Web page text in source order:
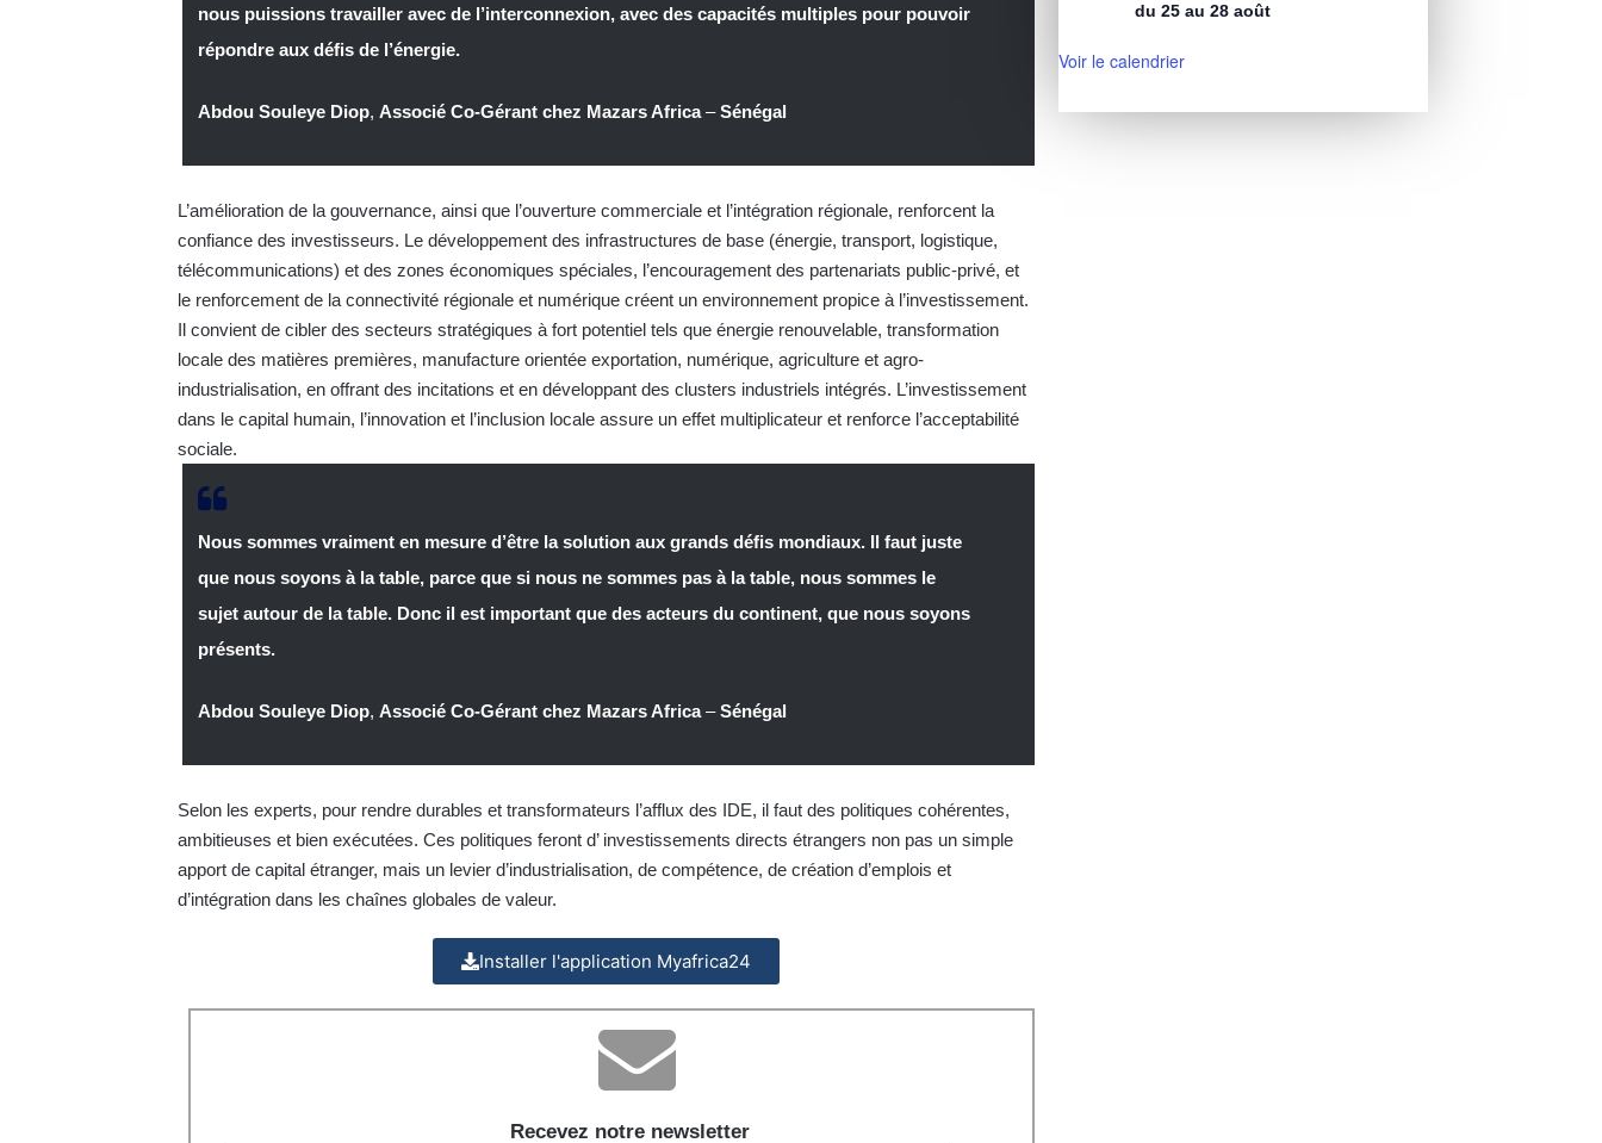
nous puissions travailler avec de l’interconnexion, avec des capacités multiples pour pouvoir
répondre aux défis de l’énergie.
Abdou Souleye Diop,Associé Co-Gérant chez Mazars Africa–Sénégal
L’amélioration de la gouvernance, ainsi que l’ouverture commerciale et l’intégration régionale, renforcent la
confiance des investisseurs. Le développement des infrastructures de base (énergie, transport, logistique,
télécommunications) et des zones économiques spéciales, l’encouragement des partenariats public-privé, et
le renforcement de la connectivité régionale et numérique créent un environnement propice à l’investissement.
Il convient de cibler des secteurs stratégiques à fort potentiel tels que énergie renouvelable, transformation
locale des matières premières, manufacture orientée exportation, numérique, agriculture et agro-
industrialisation, en offrant des incitations et en développant des clusters industriels intégrés. L’investissement
dans le capital humain, l’innovation et l’inclusion locale assure un effet multiplicateur et renforce l’acceptabilité
sociale.
Nous sommes vraiment en mesure d’être la solution aux grands défis mondiaux. Il faut juste
que nous soyons à la table, parce que si nous ne sommes pas à la table, nous sommes le
sujet autour de la table. Donc il est important que des acteurs du continent, que nous soyons
présents.
Abdou Souleye Diop,Associé Co-Gérant chez Mazars Africa–Sénégal
Selon les experts, pour rendre durables et transformateurs l’afflux des IDE, il faut des politiques cohérentes,
ambitieuses et bien exécutées. Ces politiques feront d’ investissements directs étrangers non pas un simple
apport de capital étranger, mais un levier d’industrialisation, de compétence, de création d’emplois et
d’intégration dans les chaînes globales de valeur.
Installer l'application Myafrica24
Recevez notre newsletter
du 25 au 28 août
Voir le calendrier